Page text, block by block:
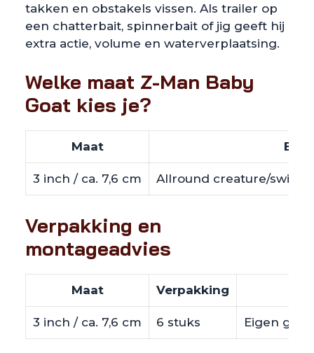
takken en obstakels vissen. Als trailer op
een chatterbait, spinnerbait of jig geeft hij
extra actie, volume en waterverplaatsing.
Welke maat Z-Man Baby
Goat kies je?
Maat
3 inch / ca. 7,6 cm Allround creature/
Verpakking en
montageadvies
Maat Verpakking
3 inch / ca. 7,6 cm 6 stuks Eigen